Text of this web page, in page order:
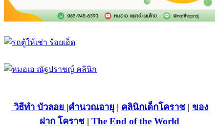
วิธีทำ บัวลอย |คำนวณอายุ | คลินิกเด็กโคราช| ของ
ฝาก โคราช | The End of the World